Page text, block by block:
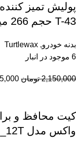
پولیش تمیز
T-43 حجم 266 میلی لیتر
بدنه خودرو,
Turtlewax
6 موجود در انبار
2,150,000 تومان
كيت محافظ و
واكس مدل TK_12T بسته 3 عددي